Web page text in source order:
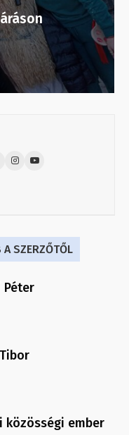
A SZERZŐTŐL
Péter
közösségi ember